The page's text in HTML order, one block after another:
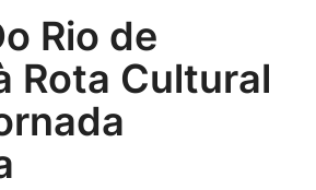
Rio de
Rota Cultural